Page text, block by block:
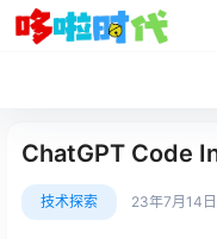
ChatGPT Code
技术探索 23年7月14日